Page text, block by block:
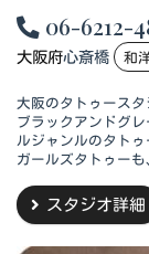
06-6212-
大阪府心斎橋 和
大阪のタトゥース
ブラックアンドグ
ルジャンルのタト
ガールズタトゥーも
スタジオ詳細